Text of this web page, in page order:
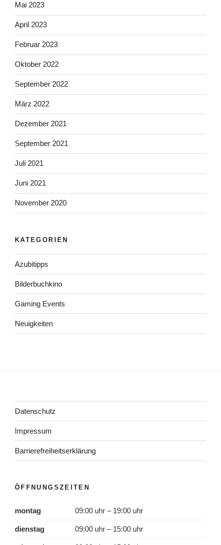
Mai 2023
April 2023
Februar 2023
Oktober 2022
September 2022
März 2022
Dezember 2021
September 2021
Juli 2021
Juni 2021
November 2020
KATEGORIEN
Azubitipps
Bilderbuchkino
Gaming Events
Neuigkeiten
Datenschutz
Impressum
Barrierefreiheitserklärung
ÖFFNUNGSZEITEN
montag 09:00 uhr – 19:00 uhr
dienstag 09:00 uhr – 15:00 uhr